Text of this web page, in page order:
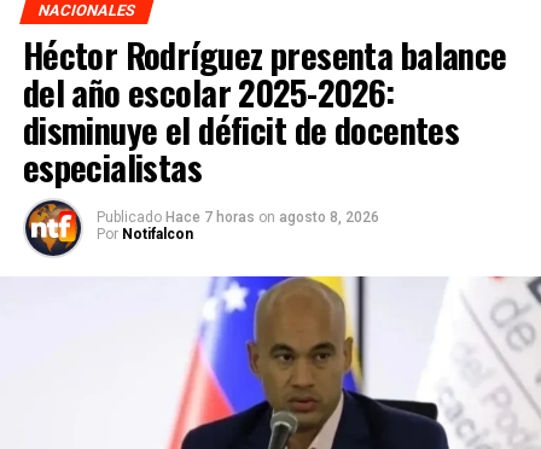
NACIONALES
Héctor Rodríguez presenta balance
del año escolar 2025-2026:
disminuye el déficit de docentes
especialistas
Publicado Hace 7 horas on agosto 8, 2026
Por Notifalcon